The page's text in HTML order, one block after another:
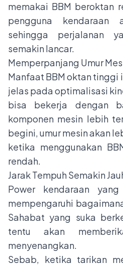
memakai BBM beroktan
pengguna kendaraan
sehingga perjalanan
semakin lancar.
Memperpanjang Umur
Manfaat BBM oktan tinggi
jelas pada optimalisasi
bisa bekerja dengan
komponen mesin lebih
begini, umur mesin akan
ketika menggunakan
rendah.
Jarak Tempuh Semakin
Power kendaraan
mempengaruhi
Sahabat yang suka
tentu akan
menyenangkan.
Sebab, ketika tarikan